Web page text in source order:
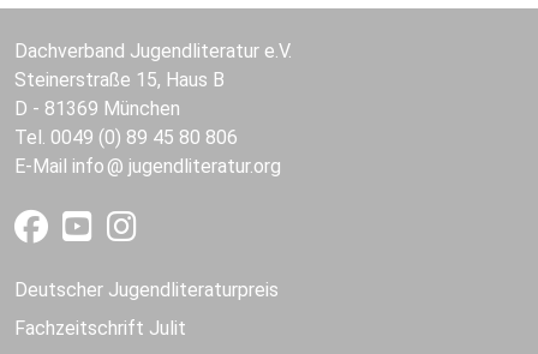
Dachverband Jugendliteratur e.V.
Steinerstraße 15, Haus B
D - 81369 München
Tel. 0049 (0) 89 45 80 806
E-Mail info jugendliteratur.org
Deutscher Jugendliteraturpreis
Fachzeitschrift Julit